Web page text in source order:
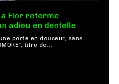
La Flor referme
adieu en dentelle
porte en douceur, sans
titre de...